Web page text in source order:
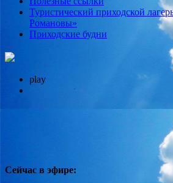
Туристический приходской
Романовы»
Приходские будни
play
Сейчас в эфире: